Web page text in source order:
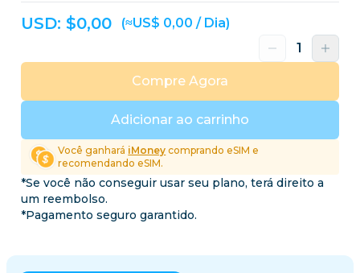
USD: $0,00 (≈US$ 0,00 / Dia)
Adicionar ao carrinho
Compre Agora
Você ganhará iMoney comprando eSIM e
recomendando eSIM.
*Se você não conseguir usar seu plano, terá direito a
um reembolso.
*Pagamento seguro garantido.